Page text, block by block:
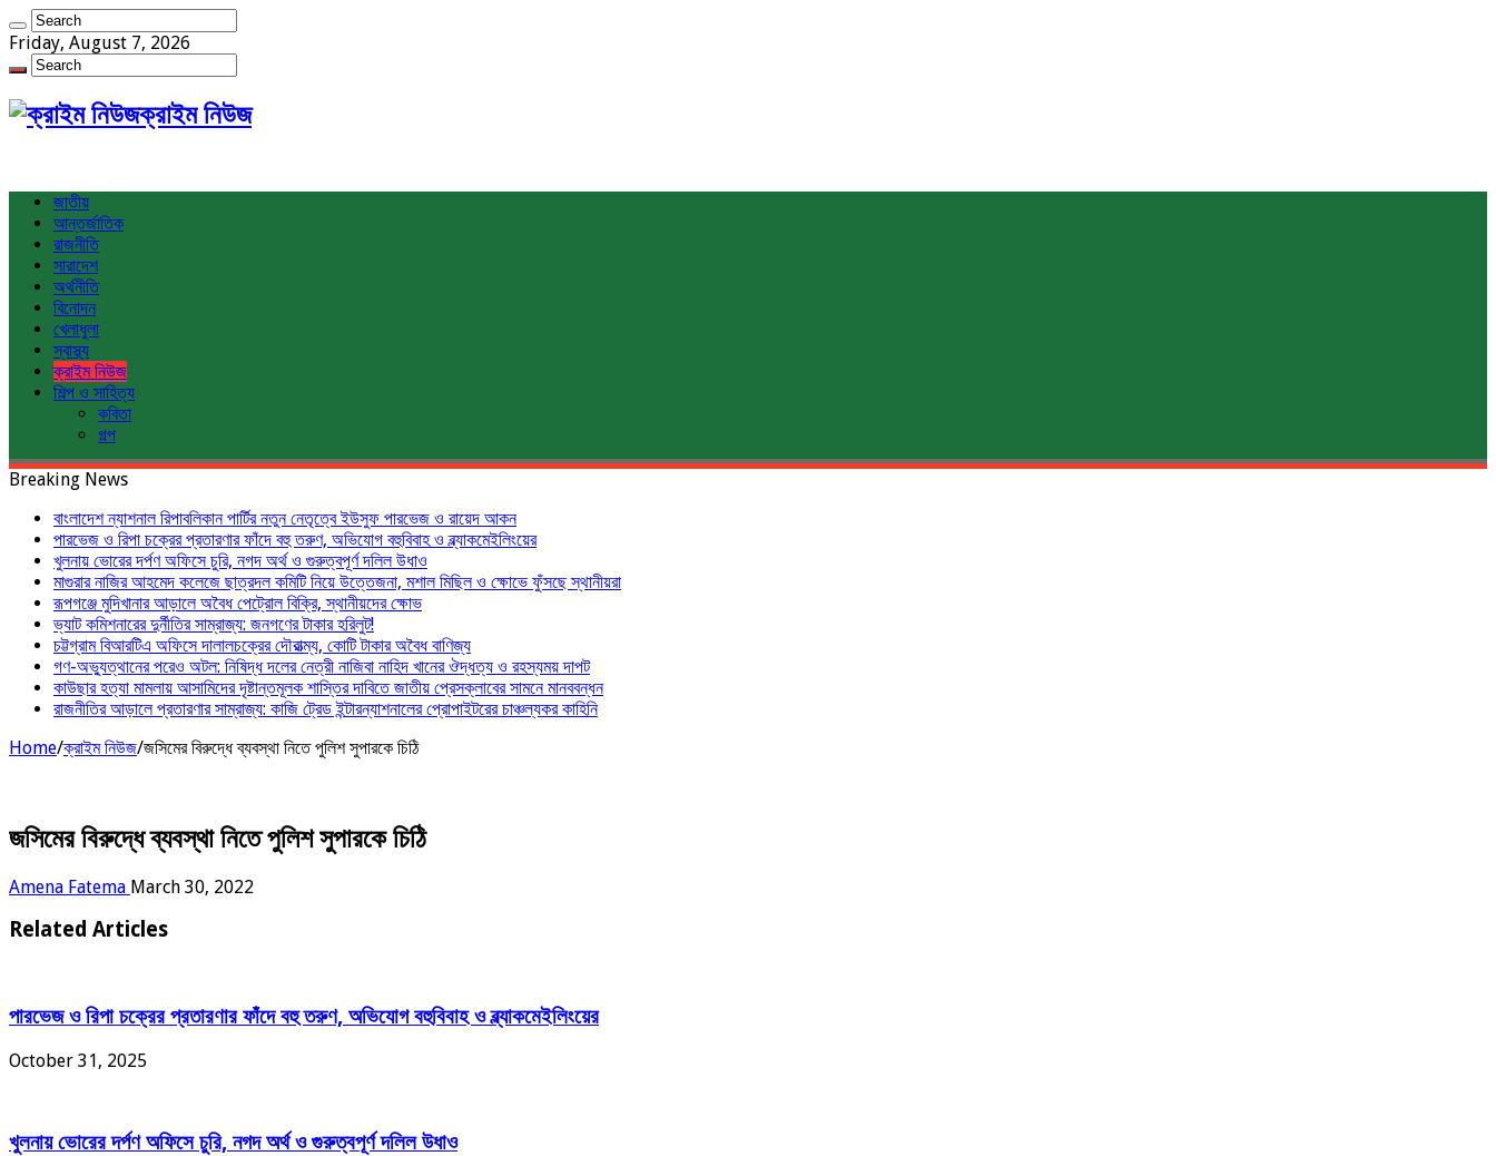
Friday, August 7, 2026
ক্রাইম নিউজ
জাতীয়
আন্তর্জাতিক
রাজনীতি
সারাদেশ
অর্থনীতি
বিনোদন
খেলাধুলা
স্বাস্থ্য
ক্রাইম নিউজ
শিল্প ও সাহিত্য
কবিতা
গল্প
Breaking News
বাংলাদেশ ন্যাশনাল রিপাবলিকান পার্টির নতুন নেতৃত্বে ইউসুফ পারভেজ ও রায়েদ আকন
পারভেজ ও রিপা চক্রের প্রতারণার ফাঁদে বহু তরুণ, অভিযোগ বহুবিবাহ ও ব্ল্যাকমেইলিংয়ের
খুলনায় ভোরের দর্পণ অফিসে চুরি, নগদ অর্থ ও গুরুত্বপূর্ণ দলিল উধাও
মাগুরার নাজির আহমেদ কলেজে ছাত্রদল কমিটি নিয়ে উত্তেজনা, মশাল মিছিল ও ক্ষোভে ফুঁসছে স্থানীয়রা
রূপগঞ্জে মুদিখানার আড়ালে অবৈধ পেট্রোল বিক্রি, স্থানীয়দের ক্ষোভ
ভ্যাট কমিশনারের দুর্নীতির সাম্রাজ্য: জনগণের টাকার হরিলুট!
চট্টগ্রাম বিআরটিএ অফিসে দালালচক্রের দৌরাত্ম্য, কোটি টাকার অবৈধ বাণিজ্য
গণ-অভ্যুত্থানের পরেও অটল: নিষিদ্ধ দলের নেত্রী নাজিবা নাহিদ খানের ঔদ্ধত্য ও রহস্যময় দাপট
কাউছার হত্যা মামলায় আসামিদের দৃষ্টান্তমূলক শাস্তির দাবিতে জাতীয় প্রেসক্লাবের সামনে মানববন্ধন
রাজনীতির আড়ালে প্রতারণার সাম্রাজ্য: কাজি ট্রেড ইন্টারন্যাশনালের প্রোপাইটরের চাঞ্চল্যকর কাহিনি
Home/ক্রাইম নিউজ/জসিমের বিরুদ্ধে ব্যবস্থা নিতে পুলিশ সুপারকে চিঠি
জসিমের বিরুদ্ধে ব্যবস্থা নিতে পুলিশ সুপারকে চিঠি
Amena Fatema March 30, 2022
Related Articles
পারভেজ ও রিপা চক্রের প্রতারণার ফাঁদে বহু তরুণ, অভিযোগ বহুবিবাহ ও ব্ল্যাকমেইলিংয়ের
October 31, 2025
খুলনায় ভোরের দর্পণ অফিসে চুরি, নগদ অর্থ ও গুরুত্বপূর্ণ দলিল উধাও